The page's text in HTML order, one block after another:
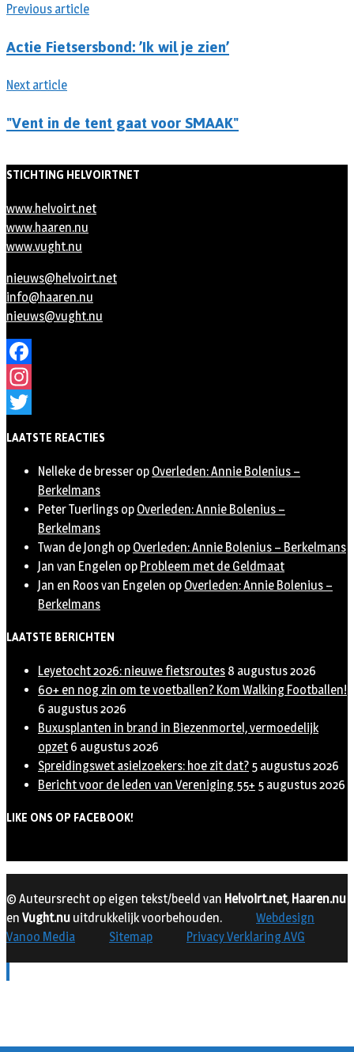
Previous article
Actie Fietsersbond: ’Ik wil je zien’
Next article
"Vent in de tent gaat voor SMAAK"
STICHTING HELVOIRTNET
www.helvoirt.net
www.haaren.nu
www.vught.nu
nieuws@helvoirt.net
info@haaren.nu
nieuws@vught.nu
Facebook
Instagram
LAATSTE REACTIES
Nelleke de bresser op Overleden: Annie Bolenius –
Berkelmans
Peter Tuerlings op Overleden: Annie Bolenius –
Berkelmans
Twan de Jongh op Overleden: Annie Bolenius – Berkelmans
Jan van Engelen op Probleem met de Geldmaat
Jan en Roos van Engelen op Overleden: Annie Bolenius –
Berkelmans
LAATSTE BERICHTEN
Leyetocht 2026: nieuwe fietsroutes 8 augustus 2026
60+ en nog zin om te voetballen? Kom Walking Footballen!
6 augustus 2026
Buxusplanten in brand in Biezenmortel, vermoedelijk
opzet 6 augustus 2026
Spreidingswet asielzoekers: hoe zit dat? 5 augustus 2026
Bericht voor de leden van Vereniging 55+ 5 augustus 2026
LIKE ONS OP FACEBOOK!
© Auteursrecht op eigen tekst/beeld van Helvoirt.net, Haaren.nu
en Vught.nu uitdrukkelijk voorbehouden.
Webdesign
Vanoo Media
Sitemap Privacy Verklaring AVG